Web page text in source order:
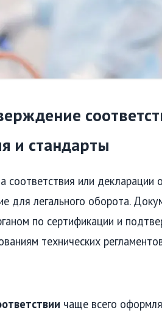
и стандарты
соответствия или декларации
для легального оборота.
по сертификации и
технических
чаще всего